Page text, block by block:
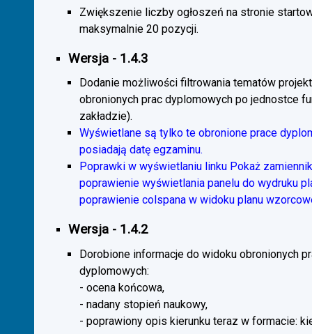
Zwiększenie liczby ogłoszeń na stronie
maksymalnie 20 pozycji.
Wersja - 1.4.3
Dodanie możliwości filtrowania tematów
obronionych prac dyplomowych po jednostce
zakładzie).
Wyświetlane są tylko te obronione prace
posiadają datę egzaminu.
Poprawki w wyświetlaniu linku Pokaż
poprawienie wyświetlania panelu do wydruku
poprawienie colspana w widoku planu
Wersja - 1.4.2
Dorobione informacje do widoku obronionych
dyplomowych:
- ocena końcowa,
- nadany stopień naukowy,
- poprawiony opis kierunku teraz w formacie: